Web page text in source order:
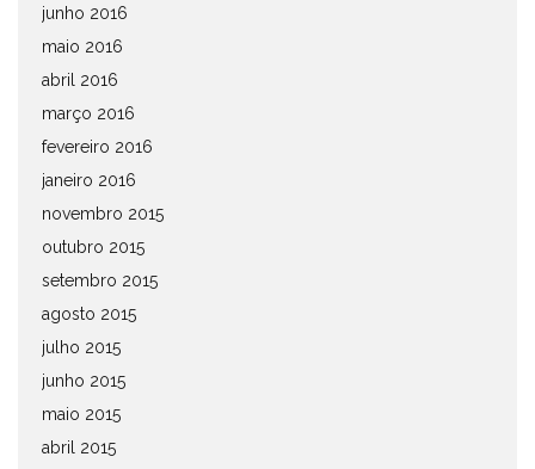
junho 2016
maio 2016
abril 2016
março 2016
fevereiro 2016
janeiro 2016
novembro 2015
outubro 2015
setembro 2015
agosto 2015
julho 2015
junho 2015
maio 2015
abril 2015